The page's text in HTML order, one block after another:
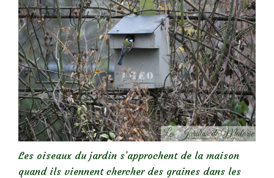
Les oiseaux du jardin s’approchent de la maison
quand ils viennent chercher des graines dans les